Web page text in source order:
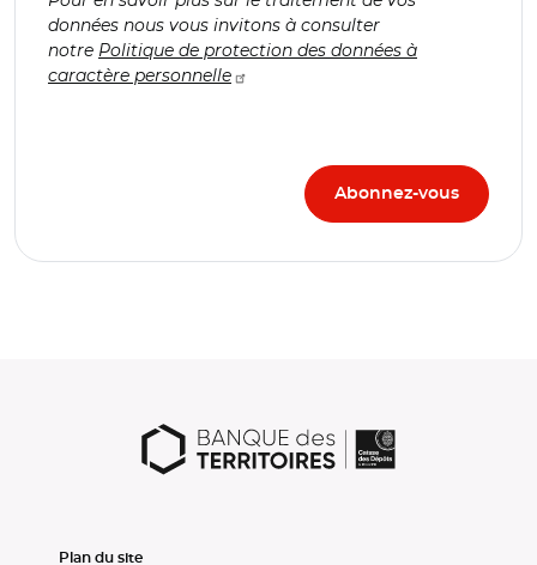
données nous vous invitons à consulter
notre Politique de protection des données à
caractère personnelle
Plan du site